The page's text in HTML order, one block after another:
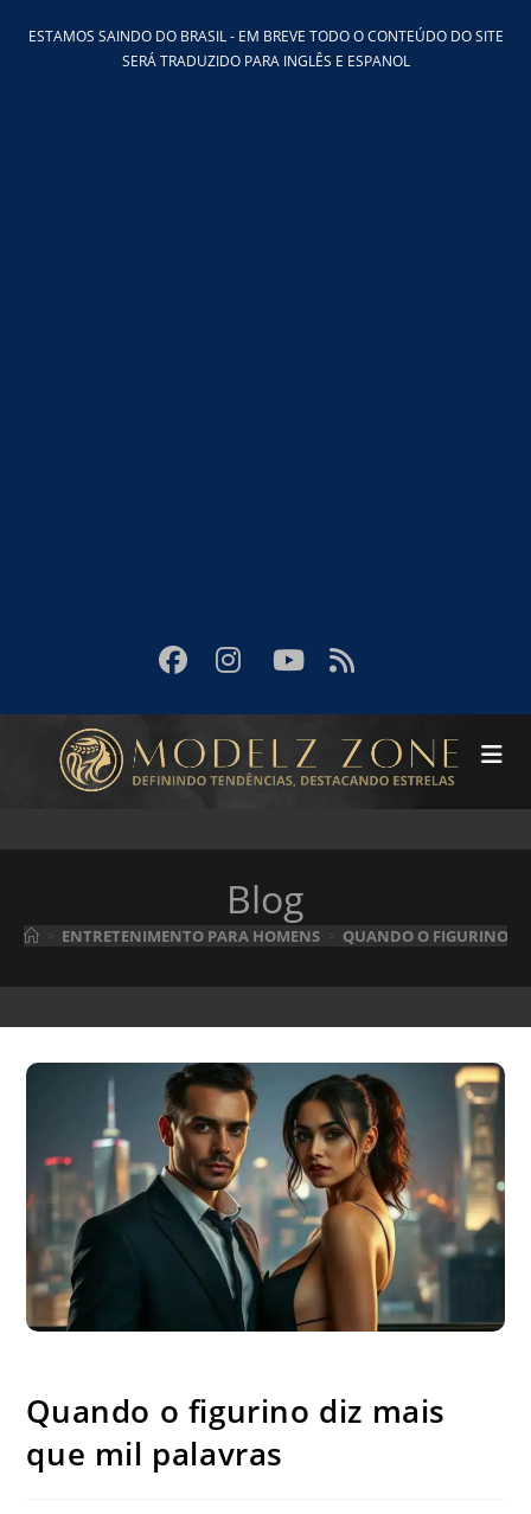
paraESTAMOS SAINDO DO BRASIL - EM BREVE TODO O CONTEÚDO DO SITE
SERÁ TRADUZIDO PARA INGLÊS E ESPANOL
Blog
ENTRETENIMENTO PARA HOMENS QUANDO O FIGURINO
Quando o figurino diz mais
que mil palavras